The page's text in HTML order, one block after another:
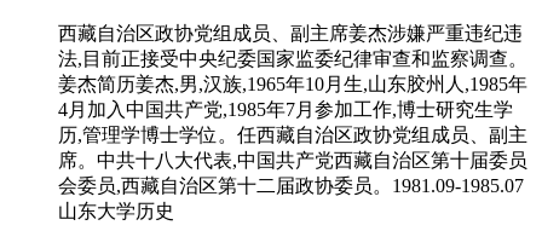
西藏自治区政协党组成员、副主席姜杰涉嫌严重违纪违
法,目前正接受中央纪委国家监委纪律审查和监察调查。
姜杰简历姜杰,男,汉族,1965年10月生,山东胶州人,1985年
4月加入中国共产党,1985年7月参加工作,博士研究生学
历,管理学博士学位。任西藏自治区政协党组成员、副主
席。中共十八大代表,中国共产党西藏自治区第十届委员
会委员,西藏自治区第十二届政协委员。1981.09-1985.07
山东大学历史